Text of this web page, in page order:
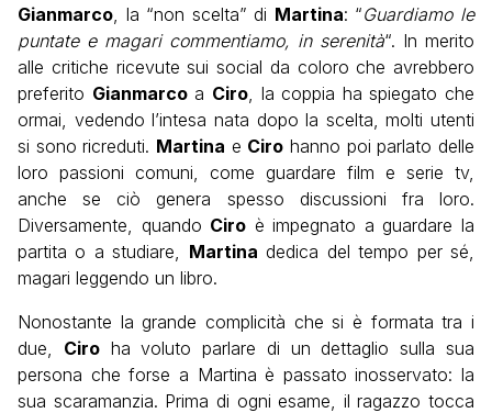
Gianmarco , la “non scelta” di Martina: “Guardiamo le
puntate e magari commentiamo, in serenità“. In merito
alle critiche ricevute sui social da coloro che avrebbero
preferito Gianmarcoa Ciro, la coppia ha spiegato che
ormai, vedendo l’intesa nata dopo la scelta, molti utenti
si sono ricreduti. Martina e Ciro hanno poi parlato delle
loro passioni comuni, come guardare film e serie tv,
anche se ciò genera spesso discussioni fra loro.
Diversamente, quando Ciro è impegnato a guardare la
partita o a studiare, Martina dedica del tempo per sé,
magari leggendo un libro.
Nonostante la grande complicità che si è formata tra i
due, Ciroha voluto parlare di un dettaglio sulla sua
persona che forse a Martina è passato inosservato: la
sua scaramanzia. Prima di ogni esame, il ragazzo tocca